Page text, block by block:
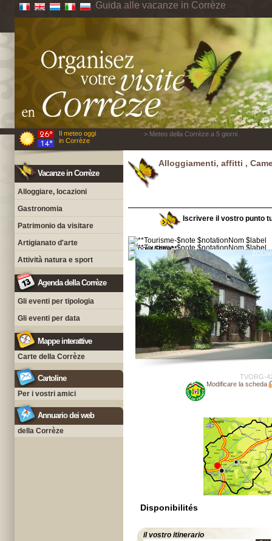
Guida alle vacanze in Corrèze
Il meteo oggi
in Corrèze
> Meteo della Corrèze a 5 giorni
Vacanze in Corrèze
Alloggiare, locazioni
Gastronomia
Patrimonio da visitare
Artigianato d'arte
Attività natura e sport
Agenda della Corrèze
Gli eventi per tipologia
Gli eventi per data
Mappe interattive
Carte della Corrèze
Cartoline
Per i vostri amici
Annuario dei web
della Corrèze
Alloggiamenti, affitti ,
Iscrivere il vostro punto
TVORG-
Modificare la scheda
Disponibilités
il vostro itinerario